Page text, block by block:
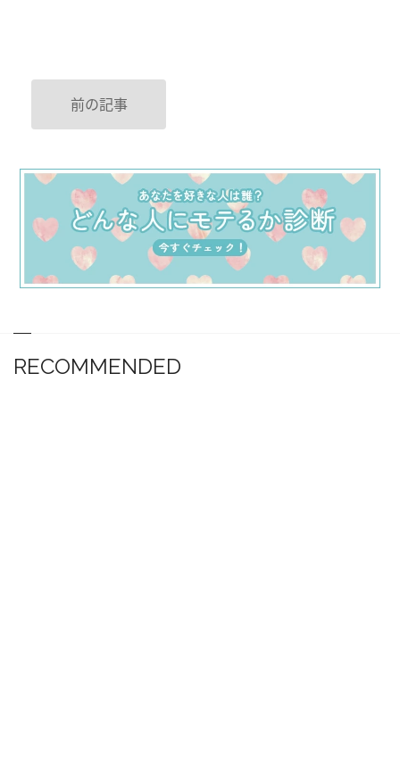
前の記事
RECOMMENDED